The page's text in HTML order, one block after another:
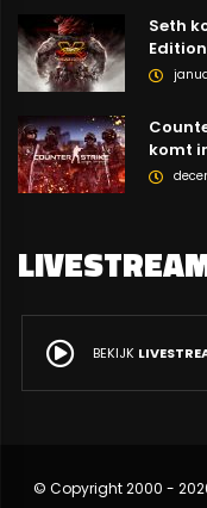
Seth
Edition
komt
BEKIJK
© Copyright 2000 -